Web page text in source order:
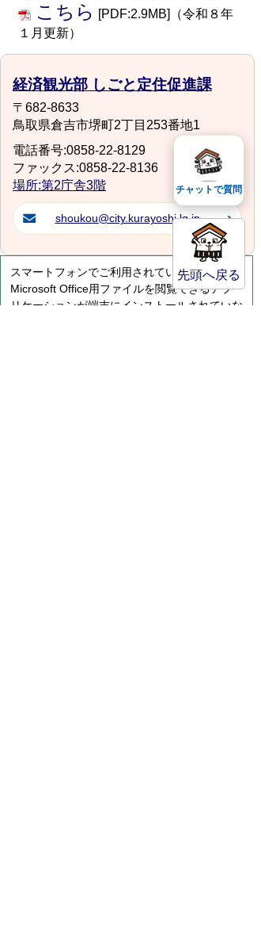
こちら [PDF:2.9MB]（令和８年
１月更新）
経済観光部 しごと定住促進課
〒682-8633
鳥取県倉吉市堺町2丁目253番地1
電話番号:0858-22-8129
ファックス:0858-22-8136
場所:第2庁舎3階
shoukou@city.kurayoshi.lg.jp
スマートフォンでご利用されている場合、
Microsoft Office用ファイルを閲覧できるアプ
リケーションが端末にインストールされていな
先頭へ戻る
チャットで質問